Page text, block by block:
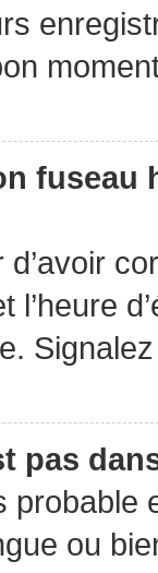
fuseau
l’heure
pas
ou